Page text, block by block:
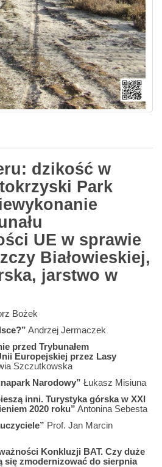
dzikość w
Park
UE w sprawie
Białowieskiej,
jarstwo w
Bożek
Andrzej Jermaczek
przed Trybunałem
Europejskiej przez Lasy
Szczutkowska
Narodowy” Łukasz Misiuna
inni. Turystyka górska w XXI
2020 roku” Antonina Sebesta
Prof. Jan Marcin
Konkluzji BAT. Czy duże
się zmodernizować do sierpnia